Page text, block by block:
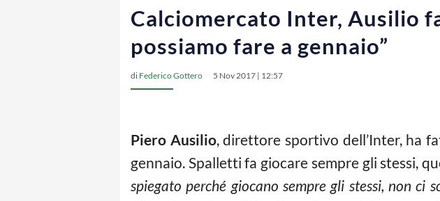
Calciomercato Inter, Ausilio
possiamo fare a gennaio”
di Federico Gottero 5 Nov 2017 | 12:57
Piero Ausilio, direttore sportivo dell’Inter, ha
gennaio. Spalletti fa giocare sempre gli stessi,
spiegato perché giocano sempre gli stessi, non